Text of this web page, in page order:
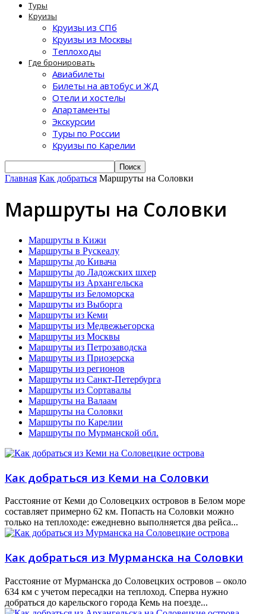
Туры
Круизы
Круизы из СПб
Круизы из Москвы
Теплоходы
Где бронировать
Авиабилеты
Билеты на автобус и ЖД
Отели и хостелы
Апартаменты
Экскурсии
Туры по России
Круизы по Карелии
Главная Как добраться Маршруты на Соловки
Маршруты на Соловки
Маршруты в Кижи
Маршруты в Рускеалу
Маршруты до Кивача
Маршруты до Ладожских шхер
Маршруты из Архангельска
Маршруты из Беломорска
Маршруты из Выборга
Маршруты из Кеми
Маршруты из Медвежьегорска
Маршруты из Москвы
Маршруты из Петрозаводска
Маршруты из Приозерска
Маршруты из регионов
Маршруты из Санкт-Петербурга
Маршруты из Сортавалы
Маршруты на Валаам
Маршруты на Соловки
Маршруты по Карелии
Маршруты по Мурманской обл.
Как добраться из Кеми на Соловки
Расстояние от Кеми до Соловецких островов в Белом море
составляет примерно 62 км. Попасть на Соловки можно
только на теплоходе: ежедневно выполняется два рейса...
Как добраться из Мурманска на Соловки
Расстояние от Мурманска до Соловецких островов – около
634 км с учетом пересадки на теплоход. Сперва нужно
добраться до карельского города Кемь на поезде...